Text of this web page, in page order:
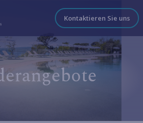
Kontaktieren Sie uns